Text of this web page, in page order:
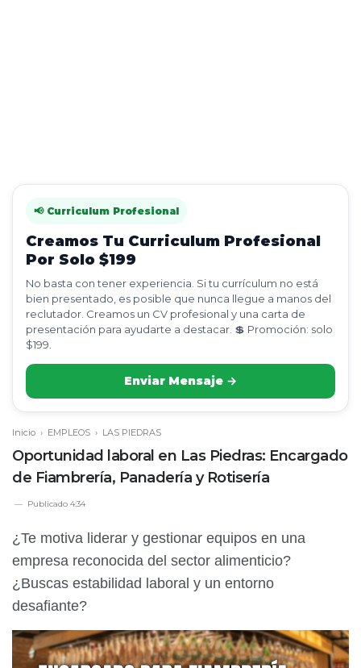
📢 Curriculum Profesional
Creamos Tu Curriculum Profesional
Por Solo $199
No basta con tener experiencia. Si tu currículum no está
bien presentado, es posible que nunca llegue a manos del
reclutador. Creamos un CV profesional y una carta de
presentación para ayudarte a destacar. 💲 Promoción: solo
$199.
Enviar Mensaje →
Inicio › EMPLEOS › LAS PIEDRAS
Oportunidad laboral en Las Piedras: Encargado
de Fiambrería, Panadería y Rotisería
Publicado 4:34
¿Te motiva liderar y gestionar equipos en una
empresa reconocida del sector alimenticio?
¿Buscas estabilidad laboral y un entorno
desafiante?